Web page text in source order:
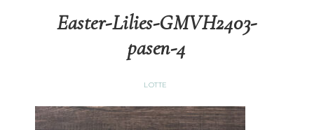
Easter-Lilies-GMVH2403-
pasen-4
LOTTE